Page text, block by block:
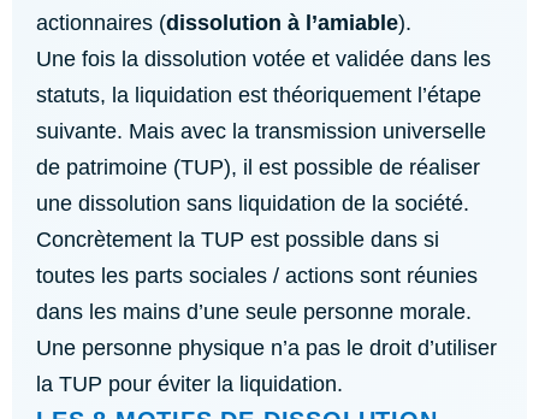
actionnaires (dissolution à l’amiable).
Une fois la dissolution votée et validée dans les
statuts, la liquidation est théoriquement l’étape
suivante. Mais avec la transmission universelle
de patrimoine (TUP), il est possible de réaliser
une dissolution sans liquidation de la société.
Concrètement la TUP est possible dans si
toutes les parts sociales / actions sont réunies
dans les mains d’une seule personne morale.
Une personne physique n’a pas le droit d’utiliser
la TUP pour éviter la liquidation.